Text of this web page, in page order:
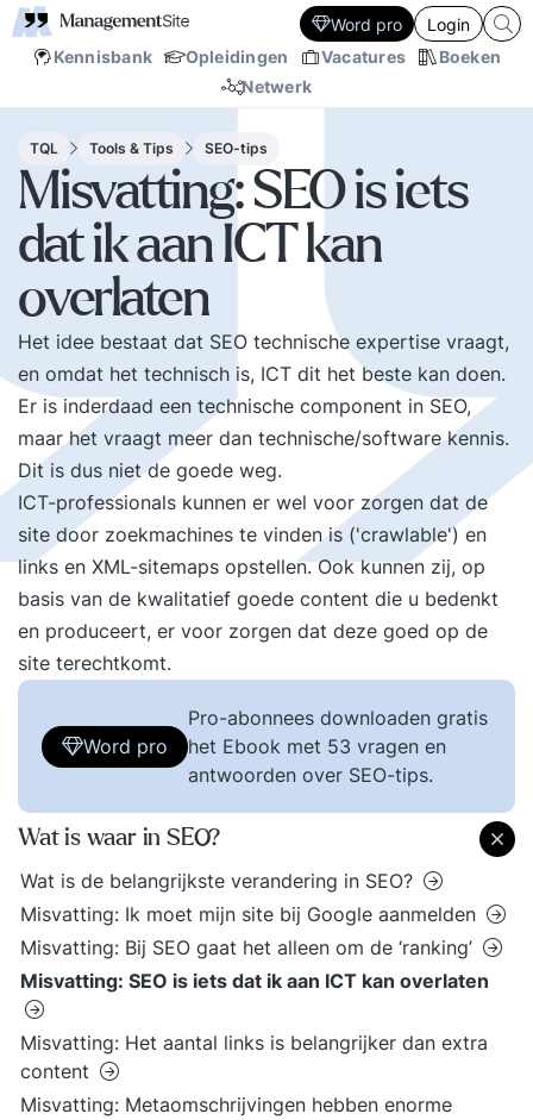
Kennisbank Opleidingen Vacatures
Boeken
Netwerk
Word pro Login
TQL Tools & Tips SEO-tips
Misvatting: SEO is iets
dat ik aan ICT kan
overlaten
Het idee bestaat dat SEO technische expertise vraagt,
en omdat het technisch is, ICT dit het beste kan doen.
Er is inderdaad een technische component in SEO,
maar het vraagt meer dan technische/software kennis.
Dit is dus niet de goede weg.
ICT-professionals kunnen er wel voor zorgen dat de
site door zoekmachines te vinden is ('crawlable') en
links en XML-sitemaps opstellen. Ook kunnen zij, op
basis van de kwalitatief goede content die u bedenkt
en produceert, er voor zorgen dat deze goed op de
site terechtkomt.
Word pro
Pro-abonnees downloaden gratis
het Ebook met 53 vragen en
antwoorden over SEO-tips.
Wat is waar in SEO?
Wat is de belangrijkste verandering in SEO?
Misvatting: Ik moet mijn site bij Google aanmelden
Misvatting: Bij SEO gaat het alleen om de ‘ranking’
Misvatting: SEO is iets dat ik aan ICT kan overlaten
Misvatting: Het aantal links is belangrijker dan extra
content
Misvatting: Metaomschrijvingen hebben enorme